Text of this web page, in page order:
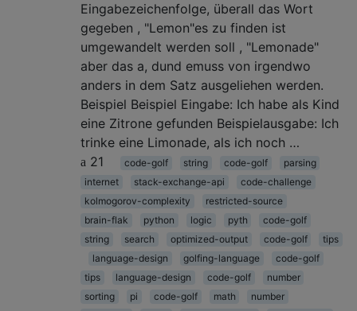
Eingabezeichenfolge, überall das Wort
gegeben , "Lemon"es zu finden ist
umgewandelt werden soll , "Lemonade"
aber das a, dund emuss von irgendwo
anders in dem Satz ausgeliehen werden.
Beispiel Beispiel Eingabe: Ich habe als Kind
eine Zitrone gefunden Beispielausgabe: Ich
trinke eine Limonade, als ich noch …
21
code-golf string code-golf
parsing
internet
stack-exchange-api
code-challenge
kolmogorov-complexity
restricted-source
brain-flak
python logic pyth
code-golf
string
search optimized-output code-golf
tips
language-design
golfing-language
code-golf
tips
language-design code-golf
number
sorting
pi code-golf math
number